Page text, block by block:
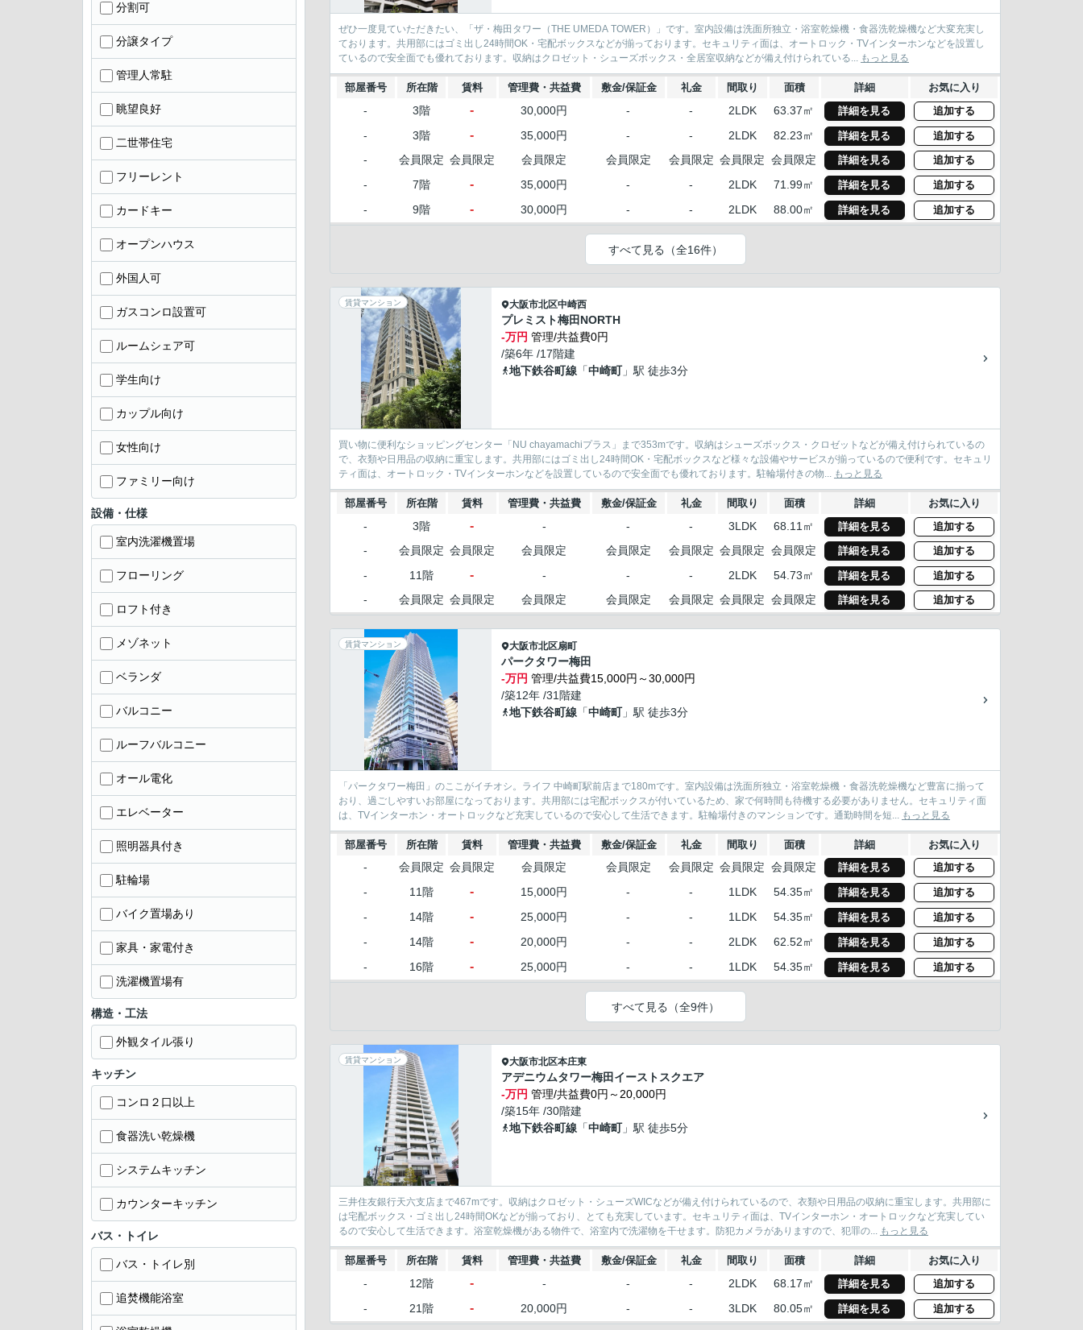
ぜひ一度見ていただきたい、「ザ・梅田タワー（THE UMEDA TOWER）」です。室内設備は洗面所独立・浴室乾燥機・食器洗乾燥機など大変充実し
ております。共用部にはゴミ出し24時間OK・宅配ボックスなどが揃っております。セキュリティ面は、オートロック・TVインターホンなどを設置し
ているので安全面でも優れております。収納はクロゼット・シューズボックス・全居室収納などが備え付けられている... もっと見る
部屋番号 所在階 賃料 管理費・共益費 敷金/保証金 礼金 間取り 面積 詳細 お気に入り
- 3階 - 30,000円 - - 2LDK 63.37㎡ 詳細を見る 追加する
- 3階 - 35,000円 - - 2LDK 82.23㎡ 詳細を見る 追加する
- 会員限定 会員限定 会員限定 会員限定 会員限定 会員限定 会員限定 詳細を見る 追加する
- 7階 - 35,000円 - - 2LDK 71.99㎡ 詳細を見る 追加する
- 9階 - 30,000円 - - 2LDK 88.00㎡ 詳細を見る 追加する
すべて見る（全16件）
賃貸マンション 大阪市北区中崎西
プレミスト梅田NORTH
-万円 管理/共益費0円
/築6年 /17階建
地下鉄谷町線 「中崎町」駅 徒歩3分
買い物に便利なショッピングセンター「NU chayamachiプラス」まで353mです。収納はシューズボックス・クロゼットなどが備え付けられているの
で、衣類や日用品の収納に重宝します。共用部にはゴミ出し24時間OK・宅配ボックスなど様々な設備やサービスが揃っているので便利です。セキュリ
ティ面は、オートロック・TVインターホンなどを設置しているので安全面でも優れております。駐輪場付きの物... もっと見る
部屋番号 所在階 賃料 管理費・共益費 敷金/保証金 礼金 間取り 面積 詳細 お気に入り
- 3階 - - - - 3LDK 68.11㎡ 詳細を見る 追加する
- 会員限定 会員限定 会員限定 会員限定 会員限定 会員限定 会員限定 詳細を見る 追加する
- 11階 - - - - 2LDK 54.73㎡ 詳細を見る 追加する
- 会員限定 会員限定 会員限定 会員限定 会員限定 会員限定 会員限定 詳細を見る 追加する
賃貸マンション 大阪市北区扇町
パークタワー梅田
-万円 管理/共益費15,000円～30,000円
/築12年 /31階建
地下鉄谷町線 「中崎町」駅 徒歩3分
「パークタワー梅田」のここがイチオシ。ライフ 中崎町駅前店まで180mです。室内設備は洗面所独立・浴室乾燥機・食器洗乾燥機など豊富に揃って
おり、過ごしやすいお部屋になっております。共用部には宅配ボックスが付いているため、家で何時間も待機する必要がありません。セキュリティ面
は、TVインターホン・オートロックなど充実しているので安心して生活できます。駐輪場付きのマンションです。通勤時間を短... もっと見る
部屋番号 所在階 賃料 管理費・共益費 敷金/保証金 礼金 間取り 面積 詳細 お気に入り
- 会員限定 会員限定 会員限定 会員限定 会員限定 会員限定 会員限定 詳細を見る 追加する
- 11階 - 15,000円 - - 1LDK 54.35㎡ 詳細を見る 追加する
- 14階 - 25,000円 - - 1LDK 54.35㎡ 詳細を見る 追加する
- 14階 - 20,000円 - - 2LDK 62.52㎡ 詳細を見る 追加する
- 16階 - 25,000円 - - 1LDK 54.35㎡ 詳細を見る 追加する
すべて見る（全9件）
賃貸マンション 大阪市北区本庄東
アデニウムタワー梅田イーストスクエア
-万円 管理/共益費0円～20,000円
/築15年 /30階建
地下鉄谷町線 「中崎町」駅 徒歩5分
三井住友銀行天六支店まで467mです。収納はクロゼット・シューズWICなどが備え付けられているので、衣類や日用品の収納に重宝します。共用部に
は宅配ボックス・ゴミ出し24時間OKなどが揃っており、とても充実しています。セキュリティ面は、TVインターホン・オートロックなど充実してい
るので安心して生活できます。浴室乾燥機がある物件で、浴室内で洗濯物を干せます。防犯カメラがありますので、犯罪の... もっと見る
部屋番号 所在階 賃料 管理費・共益費 敷金/保証金 礼金 間取り 面積 詳細 お気に入り
- 12階 - - - - 2LDK 68.17㎡ 詳細を見る 追加する
- 21階 - 20,000円 - - 3LDK 80.05㎡ 詳細を見る 追加する
分割可
分譲タイプ
管理人常駐
眺望良好
二世帯住宅
フリーレント
カードキー
オープンハウス
外国人可
ガスコンロ設置可
ルームシェア可
学生向け
カップル向け
女性向け
ファミリー向け
設備・仕様
室内洗濯機置場
フローリング
ロフト付き
メゾネット
ベランダ
バルコニー
ルーフバルコニー
オール電化
エレベーター
照明器具付き
駐輪場
バイク置場あり
家具・家電付き
洗濯機置場有
構造・工法
外観タイル張り
キッチン
コンロ２口以上
食器洗い乾燥機
システムキッチン
カウンターキッチン
バス・トイレ
バス・トイレ別
追焚機能浴室